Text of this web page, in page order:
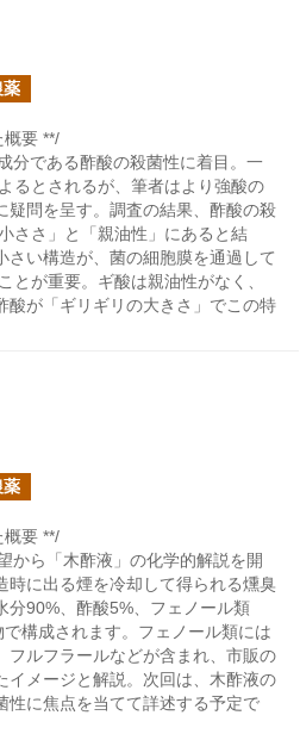
薬
概要 **/
分である酢酸の殺菌性に着目。一
るとされるが、筆者はより強酸の
疑問を呈す。調査の結果、酢酸の殺
ささ」と「親油性」にあると結
い構造が、菌の細胞膜を通過して
とが重要。ギ酸は親油性がなく、
酸が「ギリギリの大きさ」でこの特
薬
概要 **/
から「木酢液」の化学的解説を開
時に出る煙を冷却して得られる燻臭
分90%、酢酸5%、フェノール類
構成されます。フェノール類には
フルフラールなどが含まれ、市販の
イメージと解説。次回は、木酢液の
性に焦点を当てて詳述する予定で